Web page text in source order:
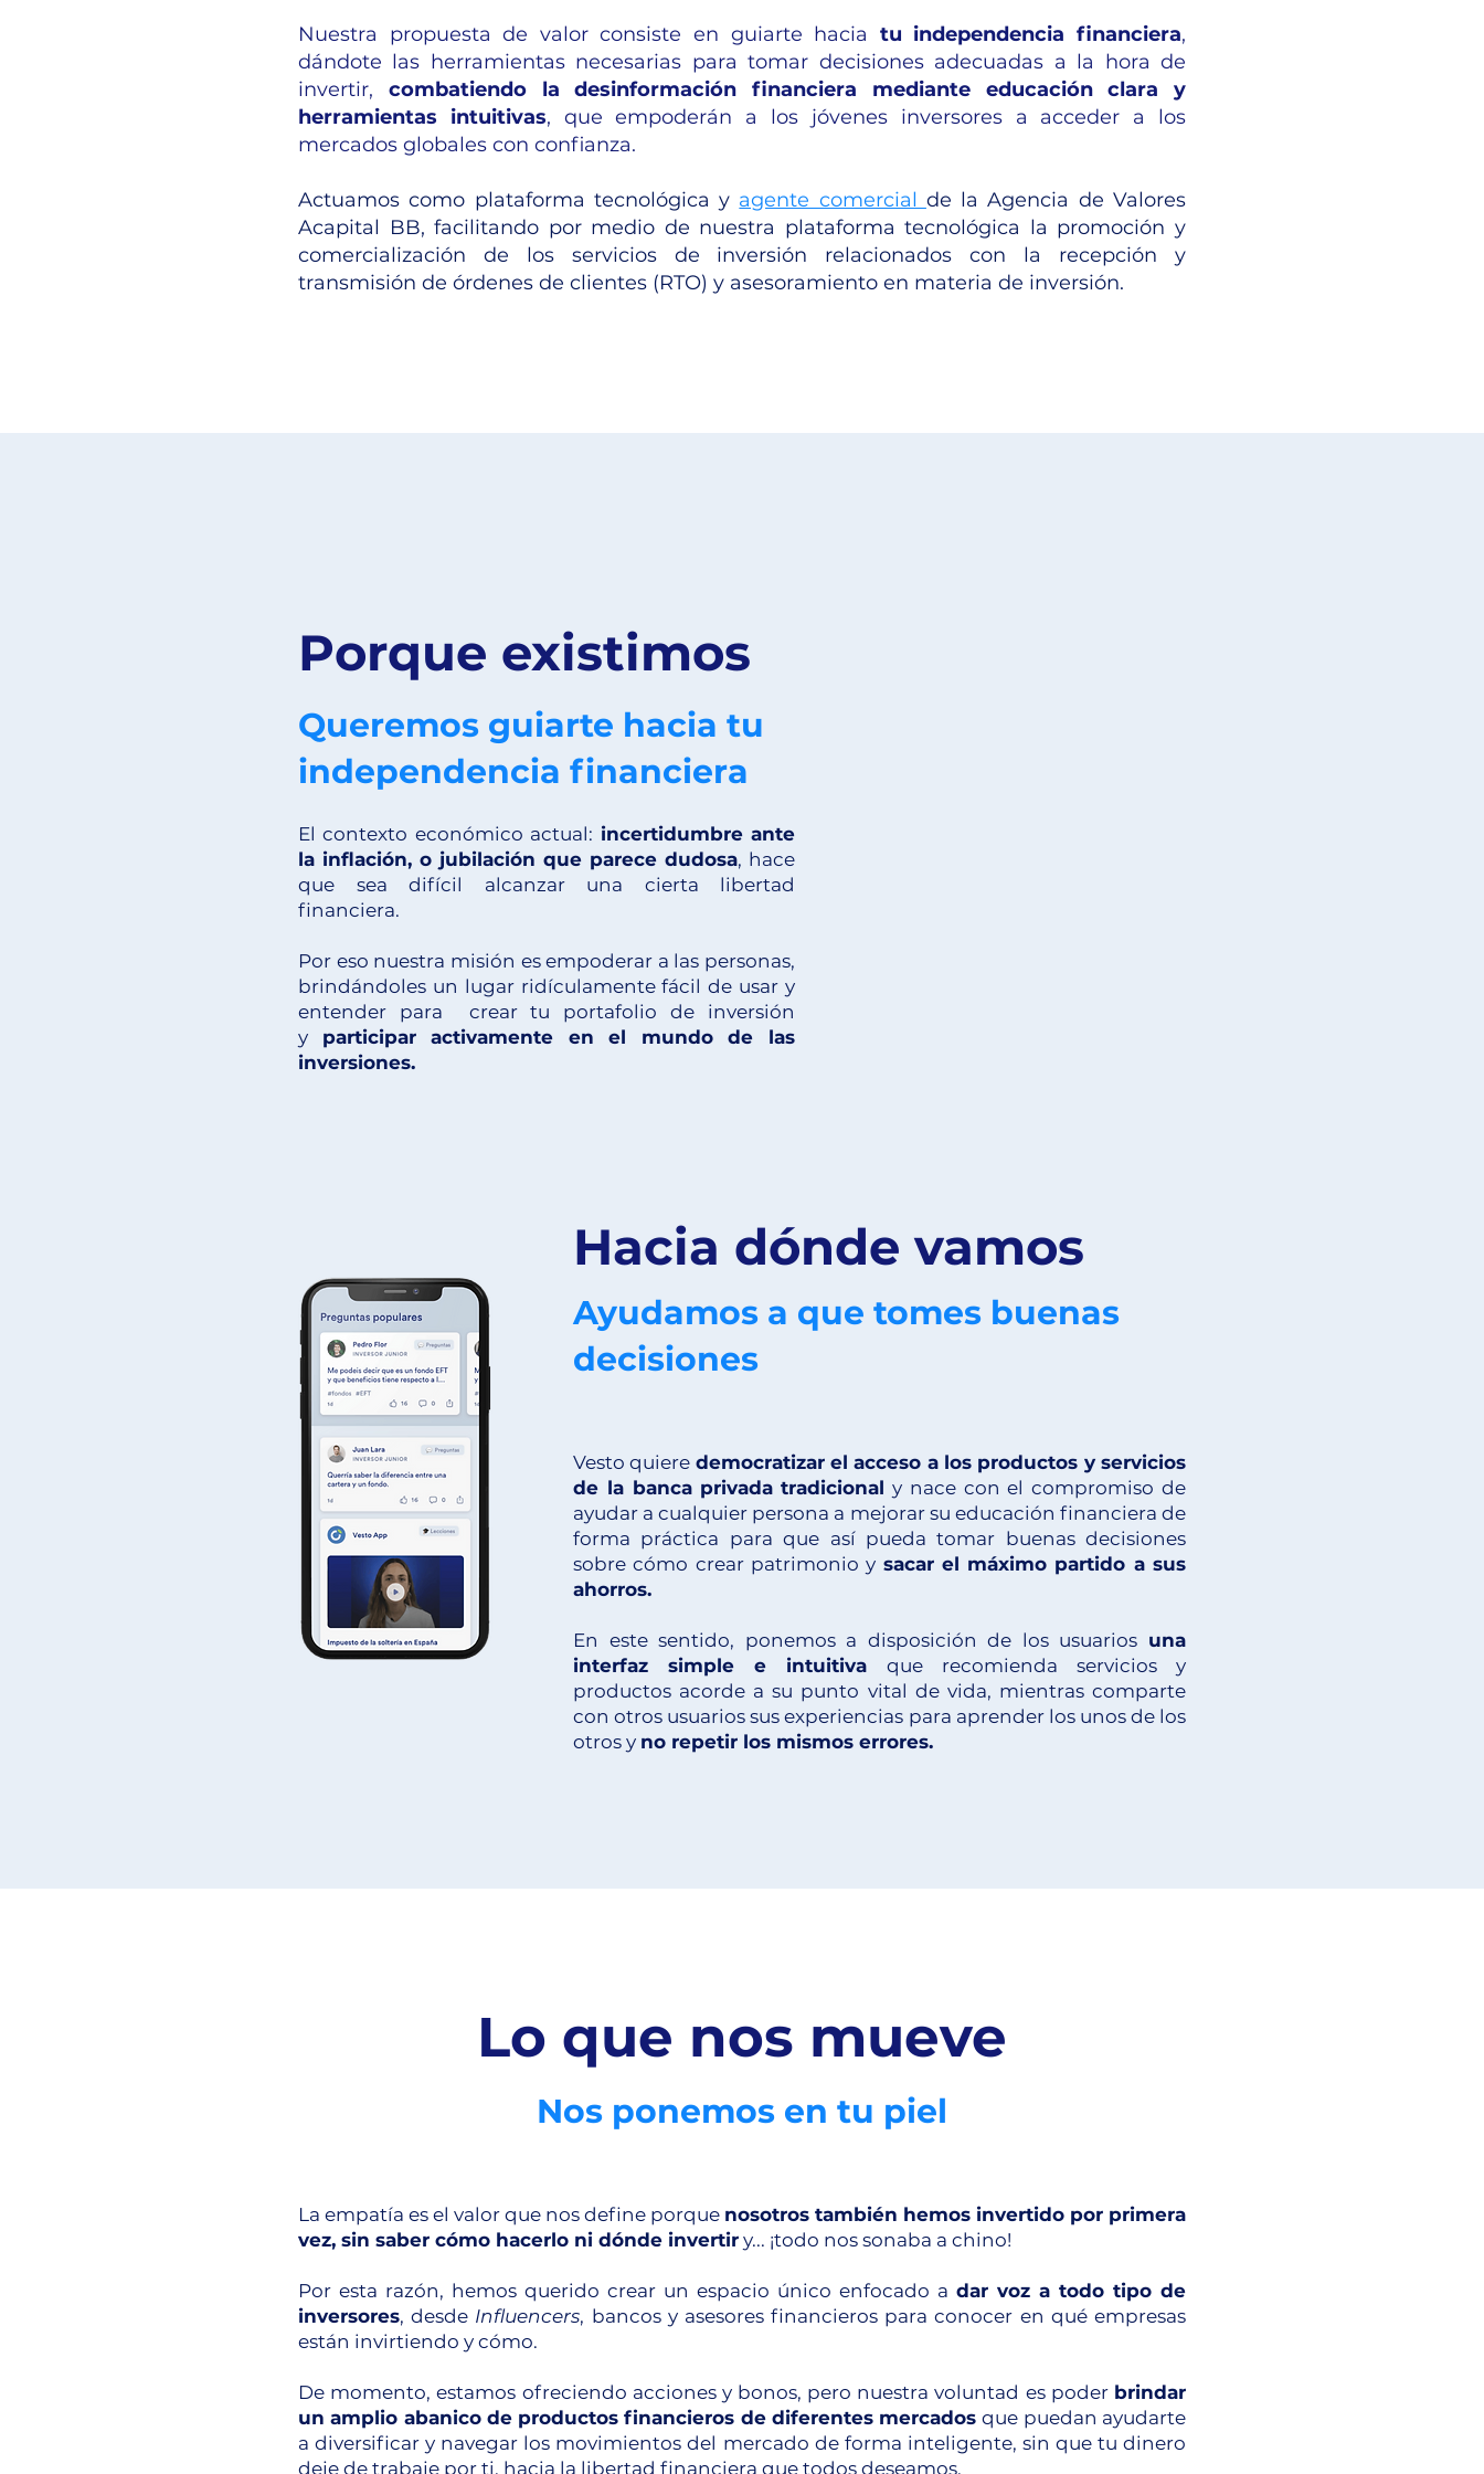
Nuestra propuesta de valor consiste en guiarte hacia tu independencia financiera,
dándote las herramientas necesarias para tomar decisiones adecuadas a la hora de
invertir, combatiendo la desinformación financiera mediante educación clara y
herramientas intuitivas, que empoderán a los jóvenes inversores a acceder a los
mercados globales con confianza.
Actuamos como plataforma tecnológica y agente comercial de la Agencia de Valores
Acapital BB, facilitando por medio de nuestra plataforma tecnológica la promoción y
comercialización de los servicios de inversión relacionados con la recepción y
transmisión de órdenes de clientes (RTO) y asesoramiento en materia de inversión.
Porque existimos
Queremos guiarte hacia tu
independencia financiera
El contexto económico actual: incertidumbre ante
la inflación, o jubilación que parece dudosa, hace
que sea difícil alcanzar una cierta libertad
financiera.
Por eso nuestra misión es empoderar a las personas,
brindándoles un lugar ridículamente fácil de usar y
entender para crear tu portafolio de inversión
y participar activamente en el mundo de las
inversiones.
Hacia dónde vamos
Ayudamos a que tomes buenas
decisiones
Vesto quiere democratizar el acceso a los productos y servicios
de la banca privada tradicional y nace con el compromiso de
ayudar a cualquier persona a mejorar su educación financiera de
forma práctica para que así pueda tomar buenas decisiones
sobre cómo crear patrimonio y sacar el máximo partido a sus
ahorros.
En este sentido, ponemos a disposición de los usuarios una
interfaz simple e intuitiva que recomienda servicios y
productos acorde a su punto vital de vida, mientras comparte
con otros usuarios sus experiencias para aprender los unos de los
otros y no repetir los mismos errores.
Lo que nos mueve
Nos ponemos en tu piel
La empatía es el valor que nos define porque nosotros también hemos invertido por primera
vez, sin saber cómo hacerlo ni dónde invertir y... ¡todo nos sonaba a chino!
Por esta razón, hemos querido crear un espacio único enfocado a dar voz a todo tipo de
inversores, desde Influencers, bancos y asesores financieros para conocer en qué empresas
están invirtiendo y cómo.
De momento, estamos ofreciendo acciones y bonos, pero nuestra voluntad es poder brindar
un amplio abanico de productos financieros de diferentes mercadosque puedan ayudarte
a diversificar y navegar los movimientos del mercado de forma inteligente, sin que tu dinero
deje de trabaje por ti, hacia la libertad financiera que todos deseamos.